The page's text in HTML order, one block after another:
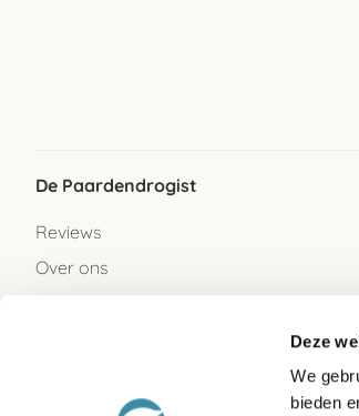
Deze
We
bieden
De Paardendrogist
Reviews
Over ons